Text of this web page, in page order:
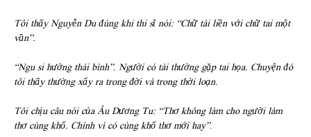
Tôi thấy Nguyễn Du đúng khi thi sĩ nói: “Chữ tài liền với chữ tai một
vần”.
“Ngu si hưởng thái bình”. Người có tài thường gặp tai họa. Chuyện đó
tôi thấy thường xẩy ra trong đời và trong thời loạn.
Tôi chịu câu nói của Âu Dương Tu: “Thơ không làm cho người làm
thơ cùng khổ. Chính vì có cùng khổ thơ mới hay”.